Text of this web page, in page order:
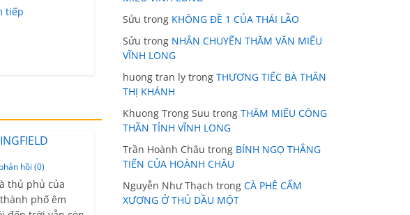
tiếp
hồi (0)
thủ phủ của
phố êm
Sửu trong KHÔNG ĐỀ 1 CỦA THÁI LÃO
Sửu trong NHÂN CHUYẾN THĂM VĂN MIẾU
VĨNH LONG
huong tran ly trong THƯƠNG TIẾC BÀ THÂN
THỊ KHÁNH
Khuong Trong Suu trong THĂM MIẾU CÔNG
THẦN TỈNH VĨNH LONG
Trần Hoành Châu trong BÍNH NGỌ THẲNG
TIẾN CỦA HOÀNH CHÂU
Nguyễn Như Thạch trong CÀ PHÊ CẨM
XƯƠNG Ở THỦ DẦU MỘT